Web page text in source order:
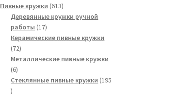
товара
Пивные кружки 613613
товаров
Деревянные кружки ручной
работы 1717
товаров
Керамические пивные кружки
7272
товара
Металлические пивные кружки
66
товаров
Стеклянные пивные кружки 195
195